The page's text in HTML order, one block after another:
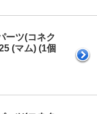
ーツ(コネク
(マム) (1個